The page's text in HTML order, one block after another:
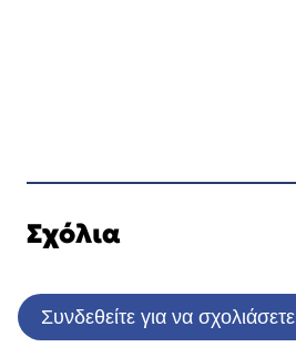
Σχόλια
Συνδεθείτε για να σχολιάσετε